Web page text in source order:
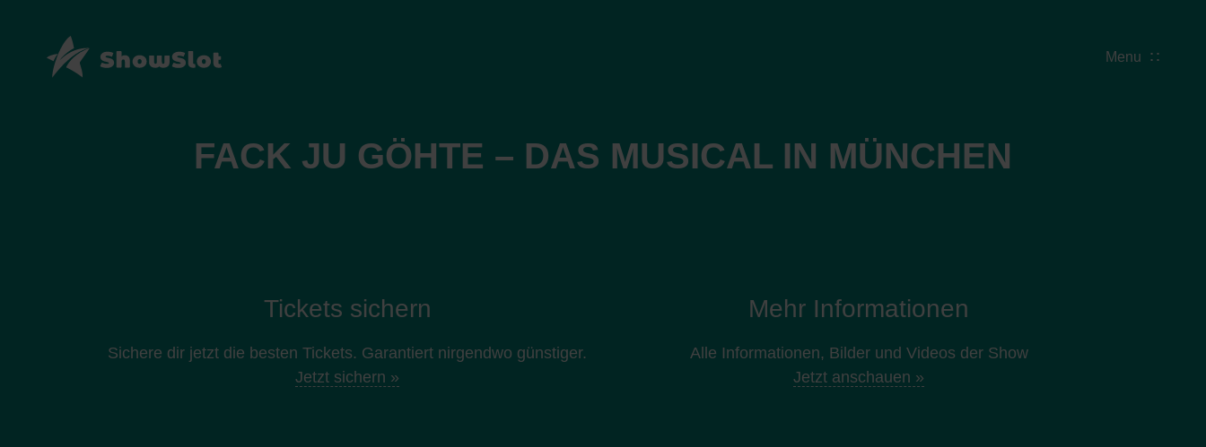
Menu
FACK JU GÖHTE – DAS MUSICAL IN MÜNCHEN
Tickets sichern
Sichere dir jetzt die besten Tickets. Garantiert nirgendwo günstiger.
Jetzt sichern »
Mehr Informationen
Alle Informationen, Bilder und Videos der Show
Jetzt anschauen »